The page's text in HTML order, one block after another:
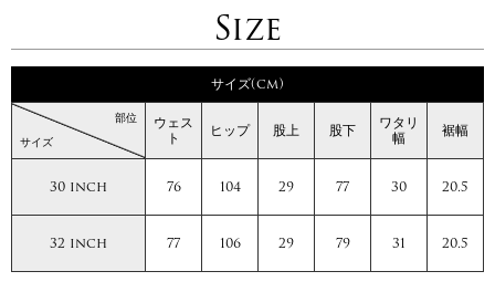
Size
サイズ(cm)
サイズ
部位 ウェス
ト ヒップ 股上 股下 ワタリ
幅 裾幅
30 inch 76 104 29 77 30 20.5
32 inch 77 106 29 79 31 20.5